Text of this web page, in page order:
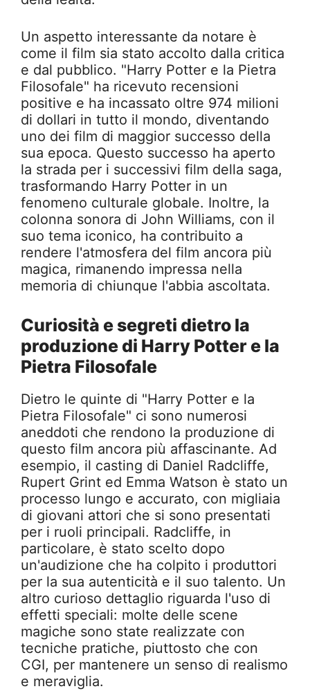
Un aspetto interessante da notare è
come il film sia stato accolto dalla critica
e dal pubblico. "Harry Potter e la Pietra
Filosofale" ha ricevuto recensioni
positive e ha incassato oltre 974 milioni
di dollari in tutto il mondo, diventando
uno dei film di maggior successo della
sua epoca. Questo successo ha aperto
la strada per i successivi film della saga,
trasformando Harry Potter in un
fenomeno culturale globale. Inoltre, la
colonna sonora di John Williams, con il
suo tema iconico, ha contribuito a
rendere l'atmosfera del film ancora più
magica, rimanendo impressa nella
memoria di chiunque l'abbia ascoltata.
Curiosità e segreti dietro la
produzione di Harry Potter e la
Pietra Filosofale
Dietro le quinte di "Harry Potter e la
Pietra Filosofale" ci sono numerosi
aneddoti che rendono la produzione di
questo film ancora più affascinante. Ad
esempio, il casting di Daniel Radcliffe,
Rupert Grint ed Emma Watson è stato un
processo lungo e accurato, con migliaia
di giovani attori che si sono presentati
per i ruoli principali. Radcliffe, in
particolare, è stato scelto dopo
un'audizione che ha colpito i produttori
per la sua autenticità e il suo talento. Un
altro curioso dettaglio riguarda l'uso di
effetti speciali: molte delle scene
magiche sono state realizzate con
tecniche pratiche, piuttosto che con
CGI, per mantenere un senso di realismo
e meraviglia.